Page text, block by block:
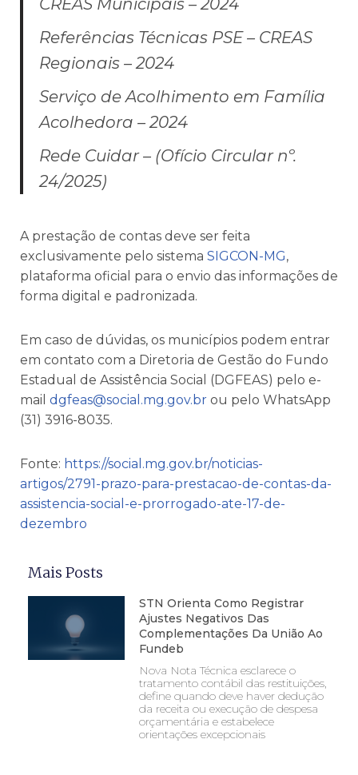
Referências Técnicas PSE – CREAS
Regionais – 2024
Serviço de Acolhimento em Família
Acolhedora – 2024
Rede Cuidar – (Ofício Circular nº.
24/2025)
A prestação de contas deve ser feita
exclusivamente pelo sistema SIGCON-MG,
plataforma oficial para o envio das informações de
forma digital e padronizada.
Em caso de dúvidas, os municípios podem entrar
em contato com a Diretoria de Gestão do Fundo
Estadual de Assistência Social (DGFEAS) pelo e-
mail dgfeas@social.mg.gov.br ou pelo WhatsApp
(31) 3916-8035.
Fonte: https://social.mg.gov.br/noticias-
artigos/2791-prazo-para-prestacao-de-contas-da-
assistencia-social-e-prorrogado-ate-17-de-
dezembro
Mais Posts
STN Orienta Como Registrar
Ajustes Negativos Das
Complementações Da União Ao
Fundeb
Nova Nota Técnica esclarece o
tratamento contábil das restituições,
define quando deve haver dedução
da receita ou execução de despesa
orçamentária e estabelece
orientações excepcionais